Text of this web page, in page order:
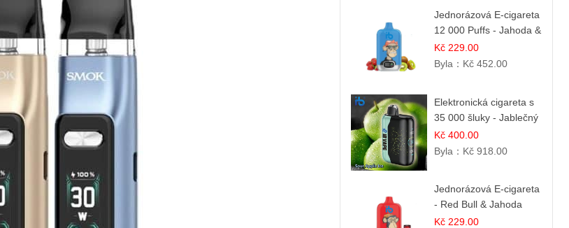
Jednorázová E-cigareta
12 000 Puffs - Jahoda &
Kiwi
Kč 229.00
Byla： Kč 452.00
Elektronická cigareta s
35 000 šluky - Jablečný
kyselý led
Kč 400.00
Byla： Kč 918.00
Jednorázová E-cigareta
- Red Bull & Jahoda
Kč 229.00